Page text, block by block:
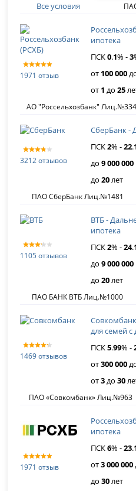
Все условия
1971 отзыв
ипотека
ПСК0.1% -3
от 100 000
от 1 до25
АО "Россельхозбанк"
3212 отзывов
СберБанк -
ПСК2% -22.
до9 000 000
до20лет
ПАО СберБанк Лиц.№1481
1105 отзывов
ВТБ -
ипотека
ПСК2% -24.
до9 000 000
до20лет
ПАО БАНК ВТБ Лиц.№1000
1469 отзывов
для семей с
ПСК5.99% -
от300 000
от3до30
ПАО «Совкомбанк» Лиц.№963
1971 отзыв
ипотека
ПСК6% -23.
от3 000 000
до30лет